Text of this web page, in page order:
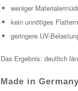
weniger
kein unnötiges
geringere UV-
Das Ergebnis: deutlich
Made in